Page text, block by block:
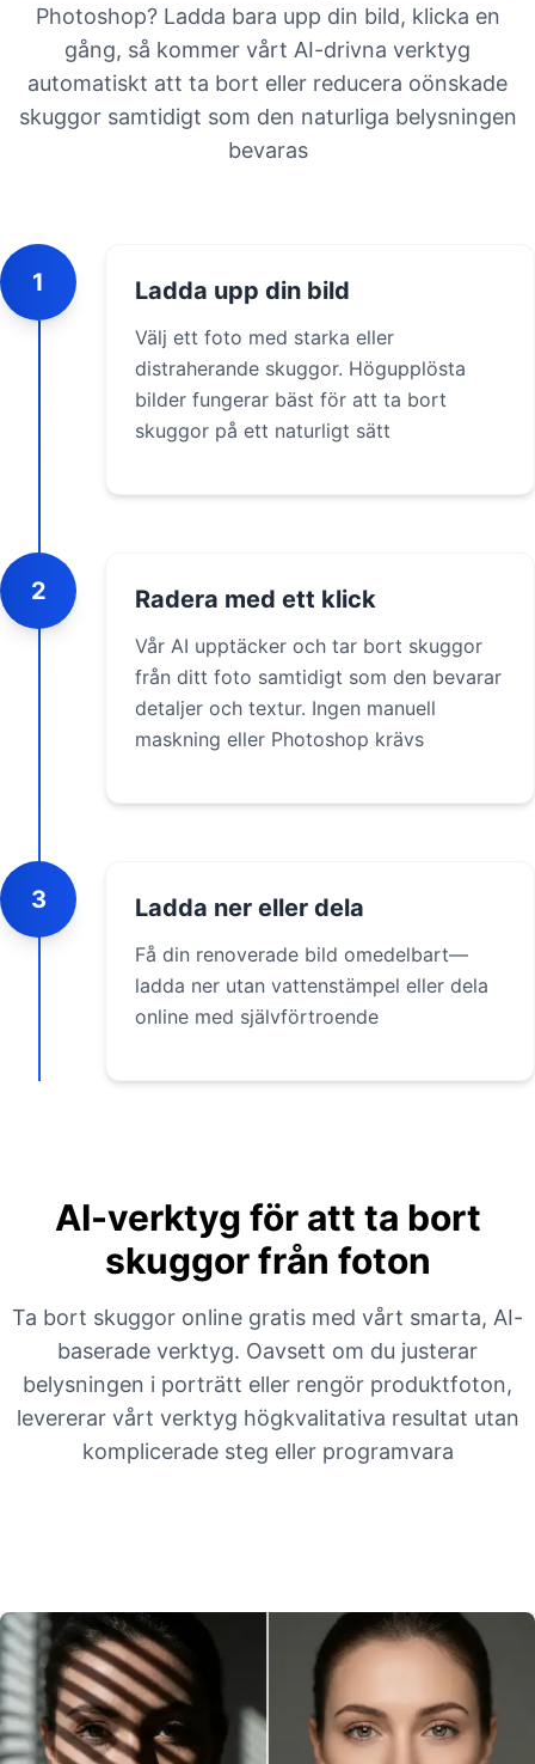
Photoshop? Ladda bara upp din bild, klicka en
gång, så kommer vårt AI-drivna verktyg
automatiskt att ta bort eller reducera oönskade
skuggor samtidigt som den naturliga belysningen
bevaras
1 Ladda upp din bild
Välj ett foto med starka eller
distraherande skuggor. Högupplösta
bilder fungerar bäst för att ta bort
skuggor på ett naturligt sätt
2 Radera med ett klick
Vår AI upptäcker och tar bort skuggor
från ditt foto samtidigt som den bevarar
detaljer och textur. Ingen manuell
maskning eller Photoshop krävs
3 Ladda ner eller dela
Få din renoverade bild omedelbart—
ladda ner utan vattenstämpel eller dela
online med självförtroende
AI-verktyg för att ta bort
skuggor från foton
Ta bort skuggor online gratis med vårt smarta, AI-
baserade verktyg. Oavsett om du justerar
belysningen i porträtt eller rengör produktfoton,
levererar vårt verktyg högkvalitativa resultat utan
komplicerade steg eller programvara